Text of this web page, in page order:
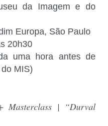
da Imagem e do
Europa, São Paulo
20h30
uma hora antes de
MIS)
Masterclass | “Durval